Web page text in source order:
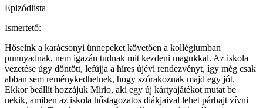
Epizódlista
Ismertető:
Hőseink a karácsonyi ünnepeket követően a kollégiumban
punnyadnak, nem igazán tudnak mit kezdeni magukkal. Az iskola
vezetése úgy döntött, lefújja a híres újévi rendezvényt, így még csak
abban sem reménykedhetnek, hogy szórakoznak majd egy jót.
Ekkor beállít hozzájuk Mirio, aki egy új kártyajátékot mutat be
nekik, amiben az iskola hőstagozatos diákjaival lehet párbajt vívni